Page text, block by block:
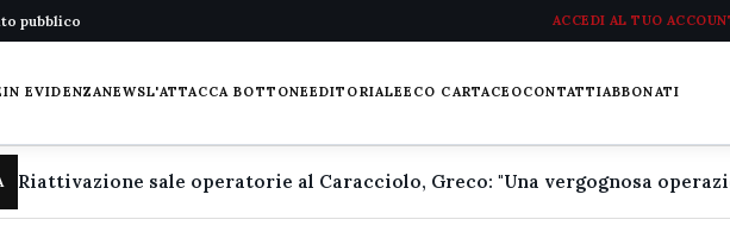
pubblico ACCEDI AL TUO
IN EVIDENZANEWSL'ATTACCA BOTTONEEDITORIALEECO CARTACEOCONTATTIABBONATI